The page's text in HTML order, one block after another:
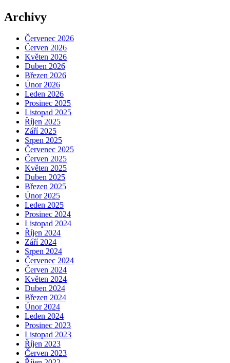
Archivy
Červenec 2026
Červen 2026
Květen 2026
Duben 2026
Březen 2026
Únor 2026
Leden 2026
Prosinec 2025
Listopad 2025
Říjen 2025
Září 2025
Srpen 2025
Červenec 2025
Červen 2025
Květen 2025
Duben 2025
Březen 2025
Únor 2025
Leden 2025
Prosinec 2024
Listopad 2024
Říjen 2024
Září 2024
Srpen 2024
Červenec 2024
Červen 2024
Květen 2024
Duben 2024
Březen 2024
Únor 2024
Leden 2024
Prosinec 2023
Listopad 2023
Říjen 2023
Červen 2023